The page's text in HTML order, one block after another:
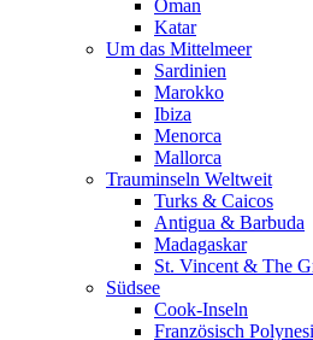
Oman
Katar
Um das Mittelmeer
Sardinien
Marokko
Ibiza
Menorca
Mallorca
Trauminseln Weltweit
Turks & Caicos
Antigua & Barbuda
Madagaskar
St. Vincent & The
Südsee
Cook-Inseln
Französisch